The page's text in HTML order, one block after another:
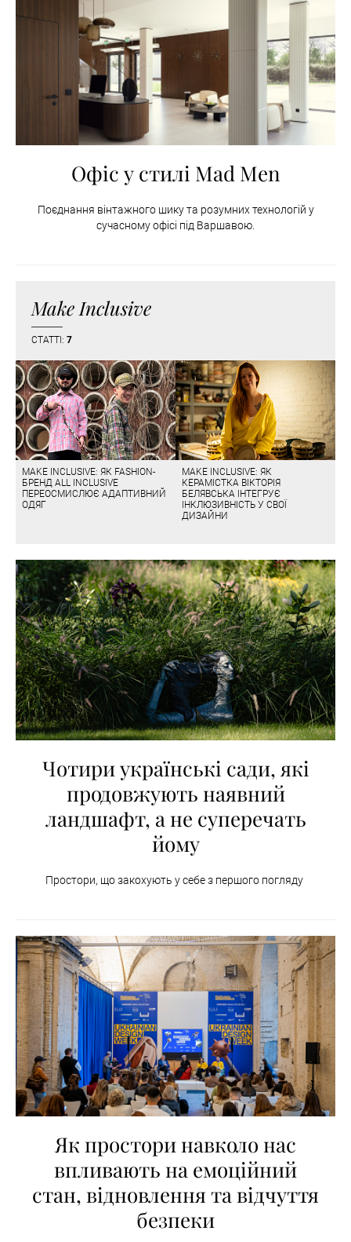
Офіс у стилі Mad Men
Поєднання вінтажного шику та розумних технологій у
сучасному офісі під Варшавою.
Make Inclusive
СТАТТІ: 7
MAKE INCLUSIVE: ЯК FASHION-
БРЕНД ALL INCLUSIVE
ПЕРЕОСМИСЛЮЄ АДАПТИВНИЙ
ОДЯГ
MAKE INCLUSIVE: ЯК
КЕРАМІСТКА ВІКТОРІЯ
БЕЛЯВСЬКА ІНТЕГРУЄ
ІНКЛЮЗИВНІСТЬ У СВОЇ
ДИЗАЙНИ
Чотири українські сади, які
продовжують наявний
ландшафт, а не суперечать
йому
Простори, що закохують у себе з першого погляду
Як простори навколо нас
впливають на емоційний
стан, відновлення та відчуття
безпеки